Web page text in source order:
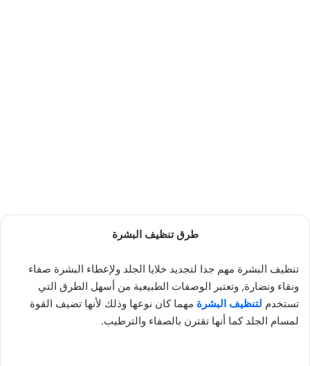
طرق تنظيف البشرة
تنظيف البشرة مهم جدا لتجديد خلايا الجلد ولإعطاء البشرة صفاء
ونقاء ونضارة, وتعتبر الوصفات الطبيعية من أسهل الطرق التي
تستخدم لتنظيف البشرة مهما كان نوعها وذلك لأنها تضيف القوة
لمسام الجلد كما أنها تقترن بالصفاء والترطيب.